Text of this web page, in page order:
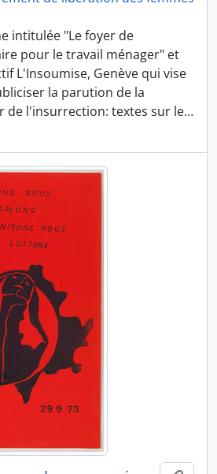
intitulée "Le foyer de
pour le travail ménager" et
L'Insoumise, Genève qui vise
la parution de la
de l'insurrection: textes sur le…